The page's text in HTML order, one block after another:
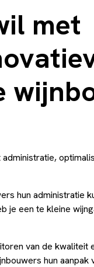
met
hun administratie
een te kleine
van de kwaliteit
hun aanpak